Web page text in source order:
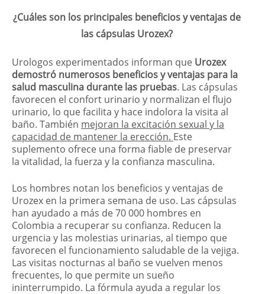
¿Cuáles son los principales beneficios y ventajas de
las cápsulas Urozex?
Urologos experimentados informan que Urozex
demostró numerosos beneficios y ventajas para la
salud masculina durante las pruebas. Las cápsulas
favorecen el confort urinario y normalizan el flujo
urinario, lo que facilita y hace indolora la visita al
baño. También mejoran la excitación sexual y la
capacidad de mantener la erección. Este
suplemento ofrece una forma fiable de preservar
la vitalidad, la fuerza y la confianza masculina.
Los hombres notan los beneficios y ventajas de
Urozex en la primera semana de uso. Las cápsulas
han ayudado a más de 70 000 hombres en
Colombia a recuperar su confianza. Reducen la
urgencia y las molestias urinarias, al tiempo que
favorecen el funcionamiento saludable de la vejiga.
Las visitas nocturnas al baño se vuelven menos
frecuentes, lo que permite un sueño
ininterrumpido. La fórmula ayuda a regular los